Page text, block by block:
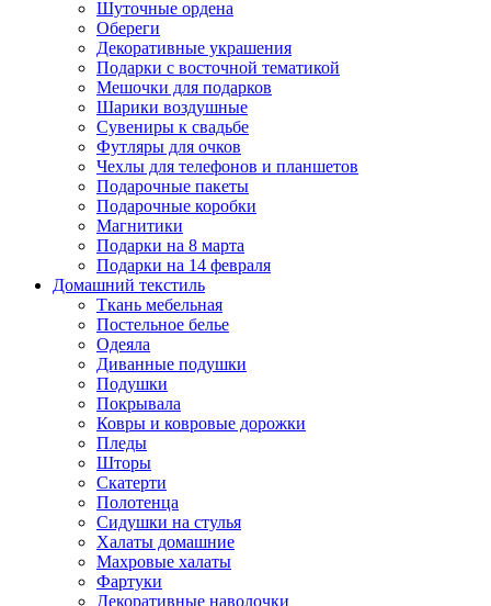
Шуточные ордена
Обереги
Декоративные украшения
Подарки с восточной тематикой
Мешочки для подарков
Шарики воздушные
Сувениры к свадьбе
Футляры для очков
Чехлы для телефонов и планшетов
Подарочные пакеты
Подарочные коробки
Магнитики
Подарки на 8 марта
Подарки на 14 февраля
Домашний текстиль
Ткань мебельная
Постельное белье
Одеяла
Диванные подушки
Подушки
Покрывала
Ковры и ковровые дорожки
Пледы
Шторы
Скатерти
Полотенца
Сидушки на стулья
Халаты домашние
Махровые халаты
Фартуки
Декоративные наволочки